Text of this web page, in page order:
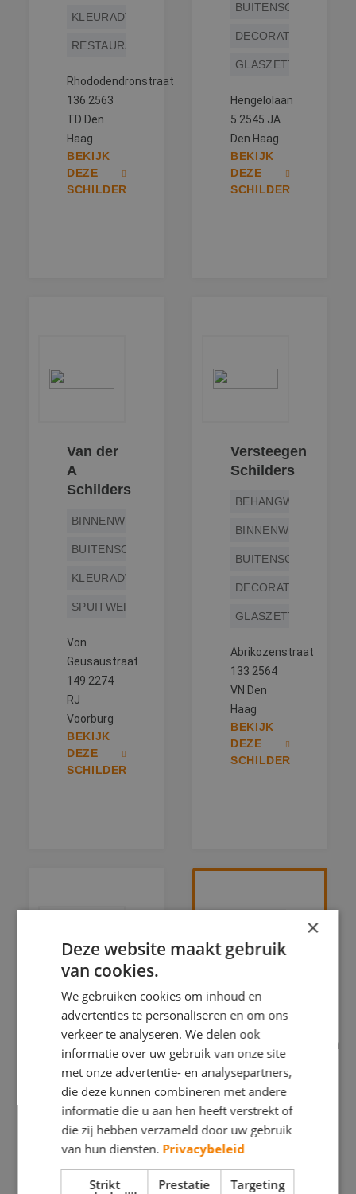
KLEURADVIES
RESTAURATIEWERK
Rhododendronstraat
136 2563
TD Den
Haag
BEKIJK
DEZE
SCHILDER
GLASZETTEN
Hengelolaan
5 2545 JA
Den Haag
BEKIJK
DEZE
SCHILDER
Van der
A
Schilders
BINNENWERK
BUITENSCHILDERWERK
KLEURADVIES
SPUITWERK
Von
Geusaustraat
149 2274
RJ
Voorburg
BEKIJK
DEZE
SCHILDER
Versteegen
Schilders
BEHANGWERK
BINNENWERK
GLASZETTEN
Abrikozenstraat
133 2564
VN Den
Haag
BEKIJK
DEZE
SCHILDER
Duijvenbode
Schilderwerken
GECERTIFICEERD
VERFSPUITER
BINNENWERK
BUITENSCHILDERWERK
SPUITWERK
Kruis
Schilderwerken
GECERTIFICEERD
VERFSPUITER
BINNENWERK
×
Deze website maakt gebruik
van cookies.
We gebruiken cookies om inhoud en
advertenties te personaliseren en om ons
verkeer te analyseren. We delen ook
informatie over uw gebruik van onze site
met onze advertentie- en analysepartners,
die deze kunnen combineren met andere
informatie die u aan hen heeft verstrekt of
die zij hebben verzameld door uw gebruik
van hun diensten. Privacybeleid
Strikt
Prestatie Targeting